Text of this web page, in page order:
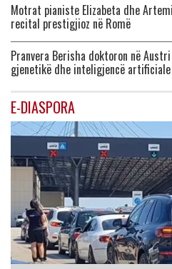
Motrat pianiste Elizabeta dhe
recital prestigjioz në Romë
Pranvera Berisha doktoron në
gjenetikë dhe inteligjencë artificiale
E-DIASPORA